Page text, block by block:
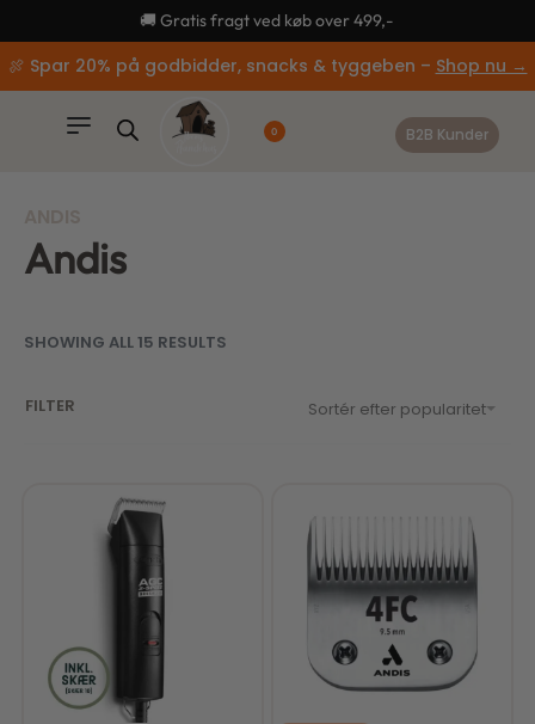
🚚 Gratis fragt ved køb over 499,-
🍖 Spar 20% på godbidder, snacks & tyggeben – Shop nu →
0 B2B Kunder
Andis
SHOWING ALL 15 RESULTS
Sortér efter popularitet
FILTER